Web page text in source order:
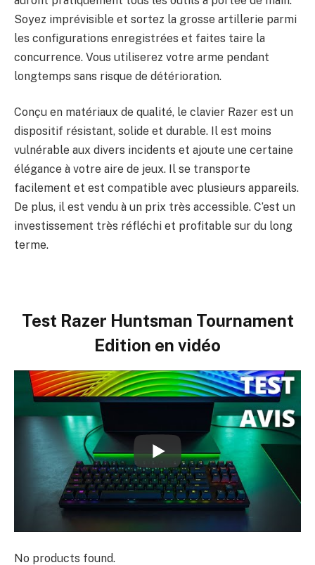
Soyez imprévisible et sortez la grosse artillerie parmi
les configurations enregistrées et faites taire la
concurrence. Vous utiliserez votre arme pendant
longtemps sans risque de détérioration.
Conçu en matériaux de qualité, le clavier Razer est un
dispositif résistant, solide et durable. Il est moins
vulnérable aux divers incidents et ajoute une certaine
élégance à votre aire de jeux. Il se transporte
facilement et est compatible avec plusieurs appareils.
De plus, il est vendu à un prix très accessible. C’est un
investissement très réfléchi et profitable sur du long
terme.
Test Razer Huntsman Tournament
Edition en vidéo
No products found.